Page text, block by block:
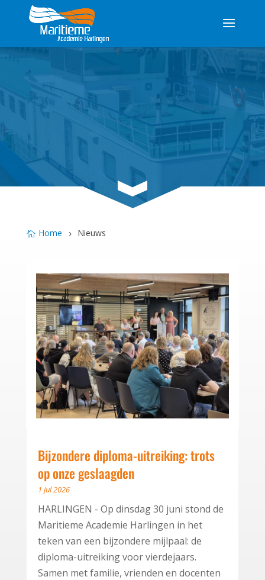
3
Home Nieuws
Bijzondere diploma-uitreiking: trots
op onze geslaagden
1 jul 2026
HARLINGEN - Op dinsdag 30 juni stond de
Maritieme Academie Harlingen in het
teken van een bijzondere mijlpaal: de
diploma-uitreiking voor vierdejaars.
Samen met familie, vrienden en docenten